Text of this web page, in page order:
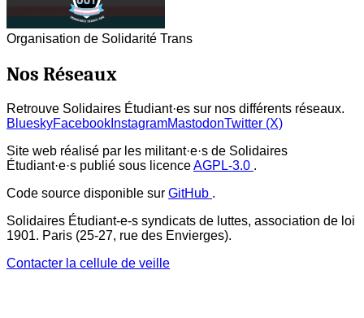
Organisation de Solidarité Trans
Nos Réseaux
Retrouve Solidaires Étudiant·es sur nos différents réseaux.
BlueskyFacebook InstagramMastodonTwitter (X)
Site web réalisé par les militant·e·s de Solidaires
Étudiant·e·s publié sous licenceAGPL-3.0 .
Code source disponible sur GitHub .
Solidaires Étudiant-e-s syndicats de luttes, association de loi
1901. Paris (25-27, rue des Envierges).
Contacter la cellule de veille